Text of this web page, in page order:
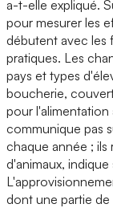
a-t-elle expliqué.
pour mesurer les
débutent avec les
pratiques. Les
pays et types
boucherie,
pour l'alimentation
communique pas
chaque année ; ils
d'animaux,
dont une partie de